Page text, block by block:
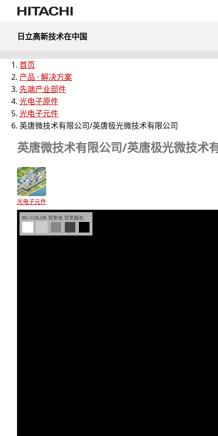
日立高新技术在中国
首页
产品 · 解决方案
先端产业部件
光电子原件
光电子元件
英唐微技术有限公司/英唐极光微技术有限公司
英唐微技术有限公司/英唐极光微技术
光电子元件